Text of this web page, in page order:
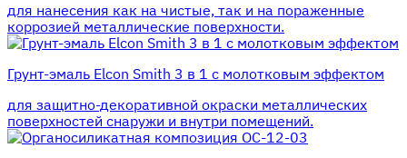
для нанесения как на чистые, так и на пораженные
коррозией металлические поверхности.
Грунт-эмаль Elcon Smith 3 в 1 с молотковым эффектом
для защитно-декоративной окраски металлических
поверхностей снаружи и внутри помещений.